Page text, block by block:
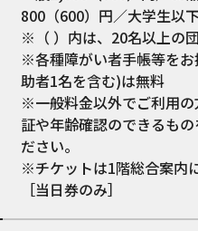
800（600）円／大学生以
※（ ）内は、20名以上の
※各種障がい者手帳等を
助者1名を含む)は無料
※一般料金以外でご利用
証や年齢確認のできるもの
ださい。
※チケットは1階総合案内
［当日券のみ］